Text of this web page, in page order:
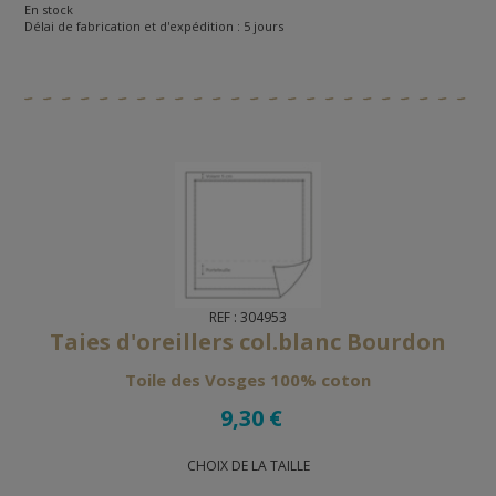
En stock
Délai de fabrication et d'expédition : 5 jours
REF : 304953
Taies d'oreillers col.blanc Bourdon
Toile des Vosges 100% coton
9,30 €
CHOIX DE LA TAILLE